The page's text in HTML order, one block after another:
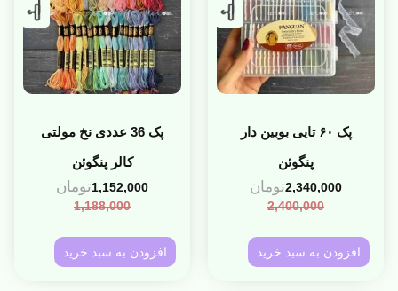
پک ۶۰ تایی بوبین دار
پنگوئن
2,400,000
2,340,000تومان
افزودن به سبد خرید
پک 36 عددی نخ مولتی
کالر پنگوئن
1,188,000
1,152,000تومان
افزودن به سبد خرید